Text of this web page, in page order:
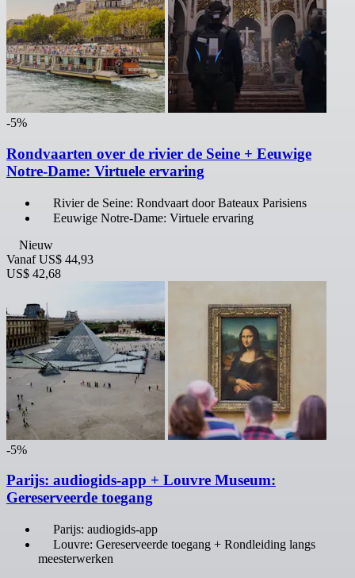
-5%
Rondvaarten over de rivier de Seine + Eeuwige
Notre-Dame: Virtuele ervaring
Rivier de Seine: Rondvaart door Bateaux Parisiens
Eeuwige Notre-Dame: Virtuele ervaring
Nieuw
Vanaf US$ 44,93
US$ 42,68
-5%
Parijs: audiogids-app + Louvre Museum:
Gereserveerde toegang
Parijs: audiogids-app
Louvre: Gereserveerde toegang + Rondleiding langs
meesterwerken